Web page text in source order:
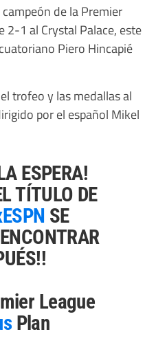
de la Premier
2-1 al Crystal Palace, este
Piero Hincapié
trofeo y las medallas al
por el español Mikel
ESPERA!
TÍTULO DE
SE
League
Plan